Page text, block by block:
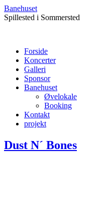
Banehuset
Spillested i Sommersted
Forside
Koncerter
Galleri
Sponsor
Banehuset
Øvelokale
Booking
Kontakt
projekt
Dust N´ Bones